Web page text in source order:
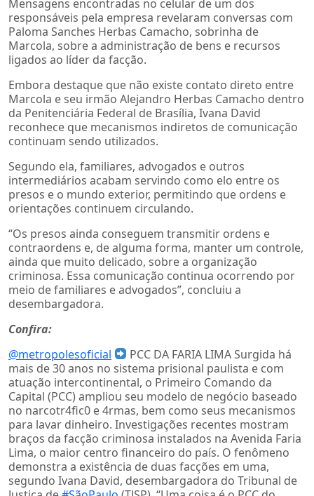
Mensagens encontradas no celular de um dos
responsáveis pela empresa revelaram conversas com
Paloma Sanches Herbas Camacho, sobrinha de
Marcola, sobre a administração de bens e recursos
ligados ao líder da facção.
Embora destaque que não existe contato direto entre
Marcola e seu irmão Alejandro Herbas Camacho dentro
da Penitenciária Federal de Brasília, Ivana David
reconhece que mecanismos indiretos de comunicação
continuam sendo utilizados.
Segundo ela, familiares, advogados e outros
intermediários acabam servindo como elo entre os
presos e o mundo exterior, permitindo que ordens e
orientações continuem circulando.
“Os presos ainda conseguem transmitir ordens e
contraordens e, de alguma forma, manter um controle,
ainda que muito delicado, sobre a organização
criminosa. Essa comunicação continua ocorrendo por
meio de familiares e advogados”, concluiu a
desembargadora.
Confira:
@metropolesoficial
PCC DA FARIA LIMA Surgida há
mais de 30 anos no sistema prisional paulista e com
atuação intercontinental, o Primeiro Comando da
Capital (PCC) ampliou seu modelo de negócio baseado
no narcotr4fic0 e 4rmas, bem como seus mecanismos
para lavar dinheiro. Investigações recentes mostram
braços da facção criminosa instalados na Avenida Faria
Lima, o maior centro financeiro do país. O fenômeno
demonstra a existência de duas facções em uma,
segundo Ivana David, desembargadora do Tribunal de